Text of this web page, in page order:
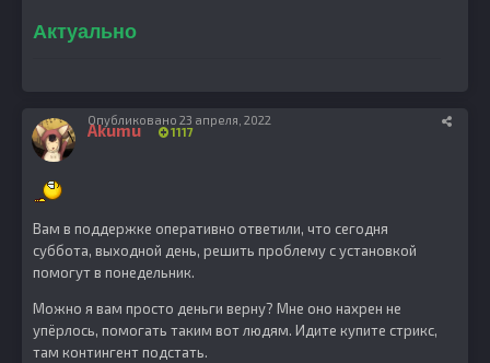
Актуально
Akumu 1117
Опубликовано 23 апреля, 2022
Вам в поддержке оперативно ответили, что сегодня
суббота, выходной день, решить проблему с установкой
помогут в понедельник.
Можно я вам просто деньги верну? Мне оно нахрен не
упёрлось, помогать таким вот людям. Идите купите стрикс,
там контингент подстать.